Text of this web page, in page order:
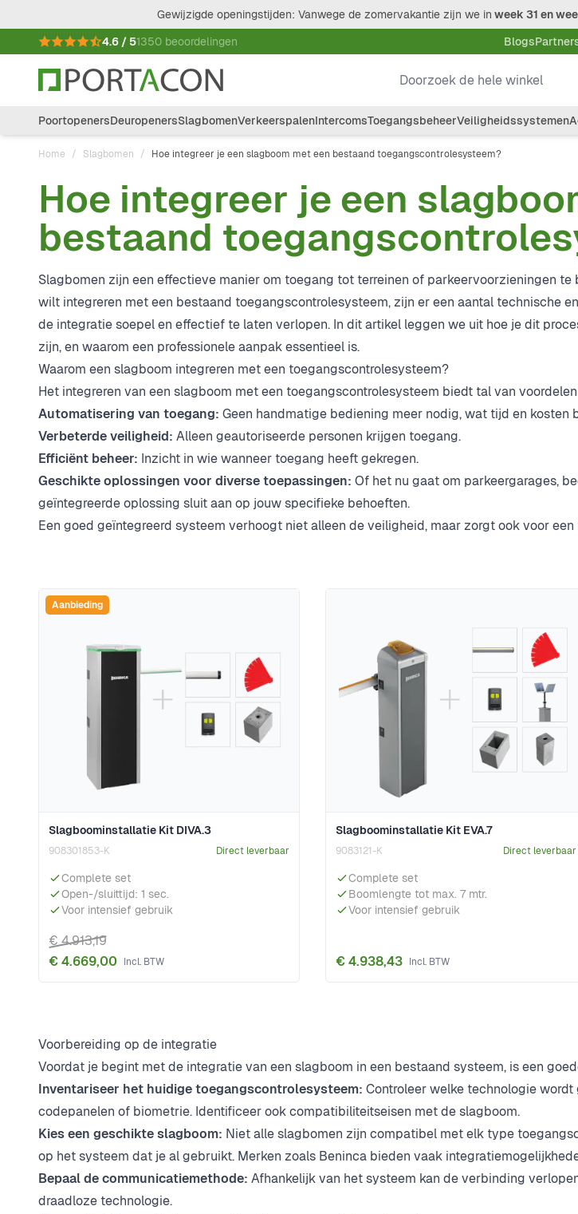
Gewijzigde openingstijden: Vanwege de zomervakantie zijn we in week 31 en
4.6 / 51350 beoordelingen Blogs
Doorzoek de hele winkel
PoortopenersDeuropenersSlagbomenVerkeerspalenIntercomsToegangsbeheerVeiligheidssystemen
Home / Slagbomen / Hoe integreer je een slagboom met een bestaand toegangscontrolesysteem?
Hoe integreer je een
bestaand
Slagbomen zijn een effectieve manier om toegang tot terreinen of parkeervoorzieningen te
wilt integreren met een bestaand toegangscontrolesysteem, zijn er een aantal technische
de integratie soepel en effectief te laten verlopen. In dit artikel leggen we uit hoe je dit
zijn, en waarom een professionele aanpak essentieel is.
Waarom een slagboom integreren met een toegangscontrolesysteem?
Het integreren van een slagboom met een toegangscontrolesysteem biedt tal van
Automatisering van toegang: Geen handmatige bediening meer nodig, wat tijd en kosten
Verbeterde veiligheid: Alleen geautoriseerde personen krijgen toegang.
Efficiënt beheer: Inzicht in wie wanneer toegang heeft gekregen.
Geschikte oplossingen voor diverse toepassingen: Of het nu gaat om parkeergarages,
geïntegreerde oplossing sluit aan op jouw specifieke behoeften.
Een goed geïntegreerd systeem verhoogt niet alleen de veiligheid, maar zorgt ook voor
Slagboominstallatie Kit DIVA.3
908301853-K Direct leverbaar
Complete set
Open-/sluittijd: 1 sec.
Voor intensief gebruik
€ 4.669,00
€ 4.913,19
Aanbieding
Slagboominstallatie Kit EVA.7
9083121-K Direct leverbaar
Complete set
Boomlengte tot max. 7 mtr.
Voor intensief gebruik
€ 4.938,43
Voorbereiding op de integratie
Voordat je begint met de integratie van een slagboom in een bestaand systeem, is een
Inventariseer het huidige toegangscontrolesysteem: Controleer welke technologie
codepanelen of biometrie. Identificeer ook compatibiliteitseisen met de slagboom.
Kies een geschikte slagboom: Niet alle slagbomen zijn compatibel met elk type
op het systeem dat je al gebruikt. Merken zoals Beninca bieden vaak
Bepaal de communicatiemethode: Afhankelijk van het systeem kan de verbinding
draadloze technologie.